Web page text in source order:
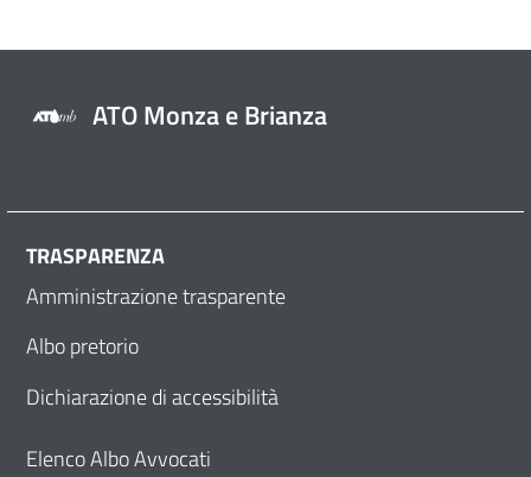
ATO Monza e Brianza
TRASPARENZA
Amministrazione trasparente
Albo pretorio
Dichiarazione di accessibilità
Elenco Albo Avvocati